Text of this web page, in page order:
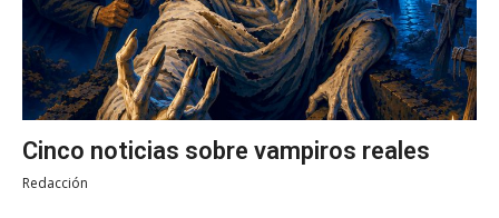
Cinco noticias sobre vampiros reales
Redacción